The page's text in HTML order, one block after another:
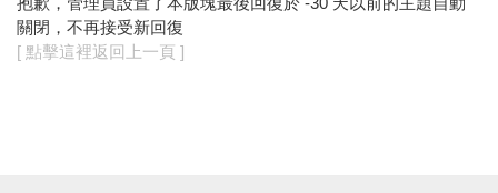
關閉，不再接受新回復
[ 點擊這裡返回上一頁 ]